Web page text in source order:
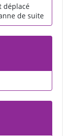
déplacé
de suite